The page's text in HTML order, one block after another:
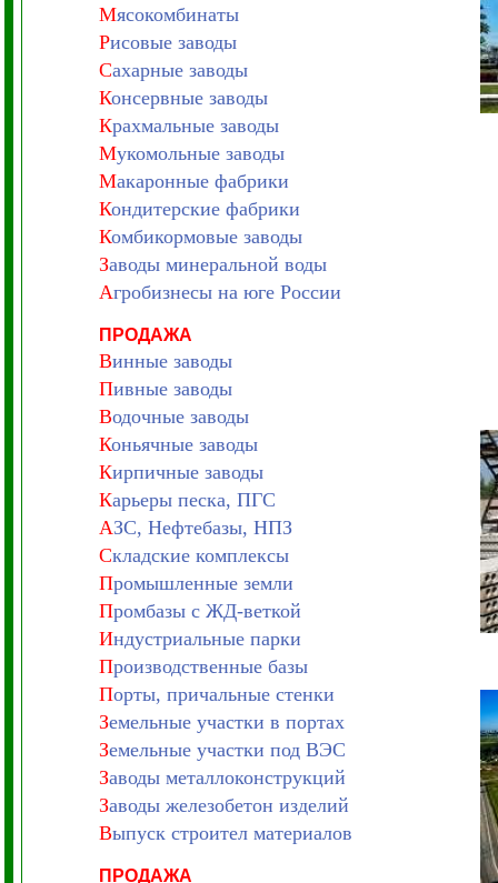
Мясокомбинаты
Рисовые заводы
Сахарные заводы
Консервные заводы
Крахмальные заводы
Мукомольные заводы
Макаронные фабрики
Кондитерские фабрики
Комбикормовые заводы
Заводы минеральной воды
Агробизнесы на юге России
ПРОДАЖА
Винные заводы
Пивные заводы
Водочные заводы
Коньячные заводы
Кирпичные заводы
Карьеры песка, ПГС
АЗС, Нефтебазы, НПЗ
Складские комплексы
Промышленные земли
Промбазы с ЖД-веткой
Индустриальные парки
Производственные базы
Порты, причальные стенки
Земельные участки в портах
Земельные участки под ВЭС
Заводы металлоконструкций
Заводы железобетон изделий
Выпуск строител материалов
ПРОДАЖА